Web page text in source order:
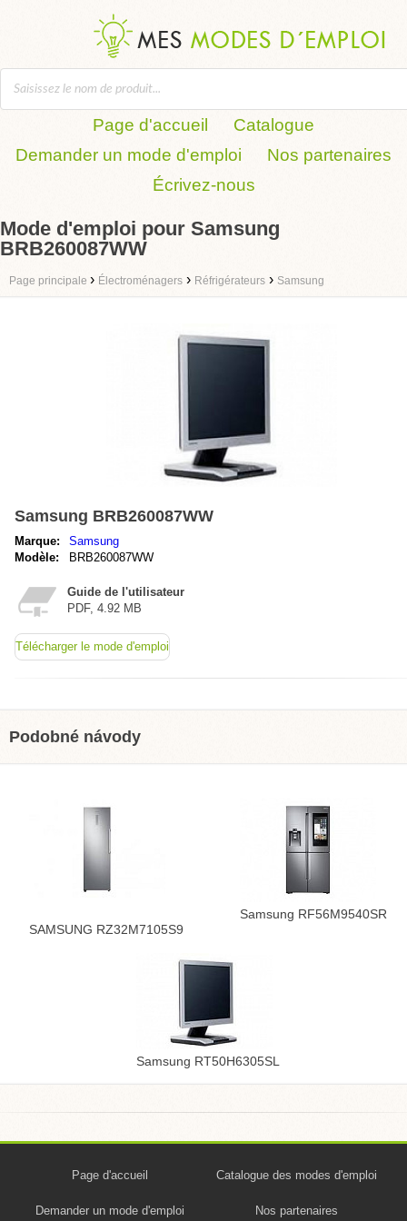
Page d'accueil
Catalogue
Demander un mode d'emploi
Nos partenaires
Écrivez-nous
Mode d'emploi pour Samsung
BRB260087WW
Page principale › Électroménagers › Réfrigérateurs › Samsung
Samsung BRB260087WW
Marque:
Samsung
Modèle:
BRB260087WW
Guide de l'utilisateur
PDF, 4.92 MB
Télécharger le mode d'emploi
Podobné návody
SAMSUNG RZ32M7105S9
Samsung RF56M9540SR
Samsung RT50H6305SL
Page d'accueil Catalogue des modes d'emploi
Demander un mode d'emploi Nos partenaires